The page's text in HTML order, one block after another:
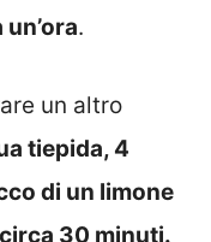
.
un altro
tiepida, 4
di un limone
30 minuti.